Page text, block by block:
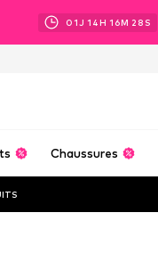
01J 14H 16M 26 S
Chaussures